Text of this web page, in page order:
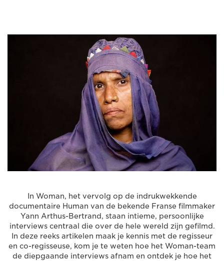
In Woman, het vervolg op de indrukwekkende
documentaire Human van de bekende Franse filmmaker
Yann Arthus-Bertrand, staan intieme, persoonlijke
interviews centraal die over de hele wereld zijn gefilmd.
In deze reeks artikelen maak je kennis met de regisseur
en co-regisseuse, kom je te weten hoe het Woman-team
de diepgaande interviews afnam en ontdek je hoe het